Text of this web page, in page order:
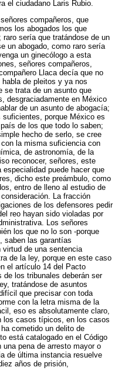
el ciudadano Laris Rubio.
compañeros, que
los abogados los que
sería que tratándose de un
un abogado, como raro sería
un ginecólogo a esta
señores compañeros,
Llaca decía que no
de pleitos y ya nos
se trata de un asunto que
desgraciadamente en México
de un asunto de abogacía;
porque México es
de los que todo lo saben;
hecho de serlo, se cree
la misma suficiencia con
de astronomía, de la
reconocer, señores, este
puede hacer que
dicho este preámbulo, como
entro de lleno al estudio de
La fracción
de los defensores pedir
reo hayan sido violadas por
Los señores
los que no lo son -porque
saben las garantías
de una sentencia
de la ley, porque en este caso
el artículo 14 del Pacto
de los tribunales deberán ser
tratándose de asuntos
que precisar con toda
con la letra misma de la
eso es absolutamente claro,
los casos típicos, en los casos
cometido un delito de
está catalogado en el Código
pena de arresto mayor o
de última instancia resuelve
años de prisión,